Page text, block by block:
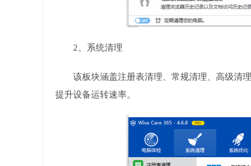
2、系统清理
该板块涵盖注册表清理、常规清理、高级清
提升设备运转速率。